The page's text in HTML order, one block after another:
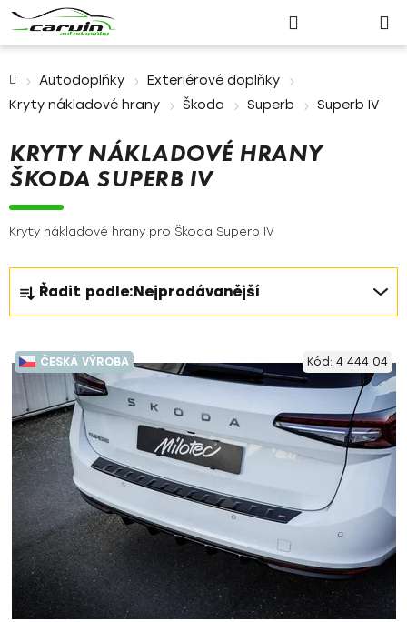
Přihlášení
košík
Autodoplňky
Exteriérové doplňky
Kryty nákladové hrany
Škoda Superb Superb IV
KRYTY NÁKLADOVÉ HRANY
ŠKODA SUPERB IV
Kryty nákladové hrany pro Škoda Superb IV
Ř
a
z
e
n
p
r
o
d
u
k
t
ů
Řadit podle:Nejprodávanější
V
ý
i
s
p
o
d
u
k
t
ČESKÁ VÝROBA Kód: 4 444 04